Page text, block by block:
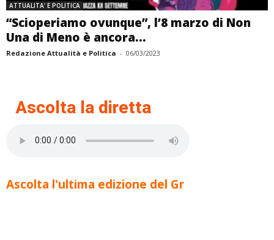
ATTUALITA' E POLITICA
“Scioperiamo ovunque”, l’8 marzo di Non
Una di Meno è ancora...
Redazione Attualità e Politica - 06/03/2023
Ascolta la diretta
Ascolta l'ultima edizione del Gr